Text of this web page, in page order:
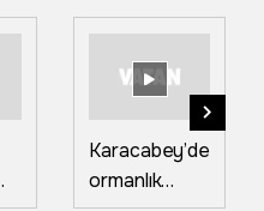
Karacabey’de
ormanlık